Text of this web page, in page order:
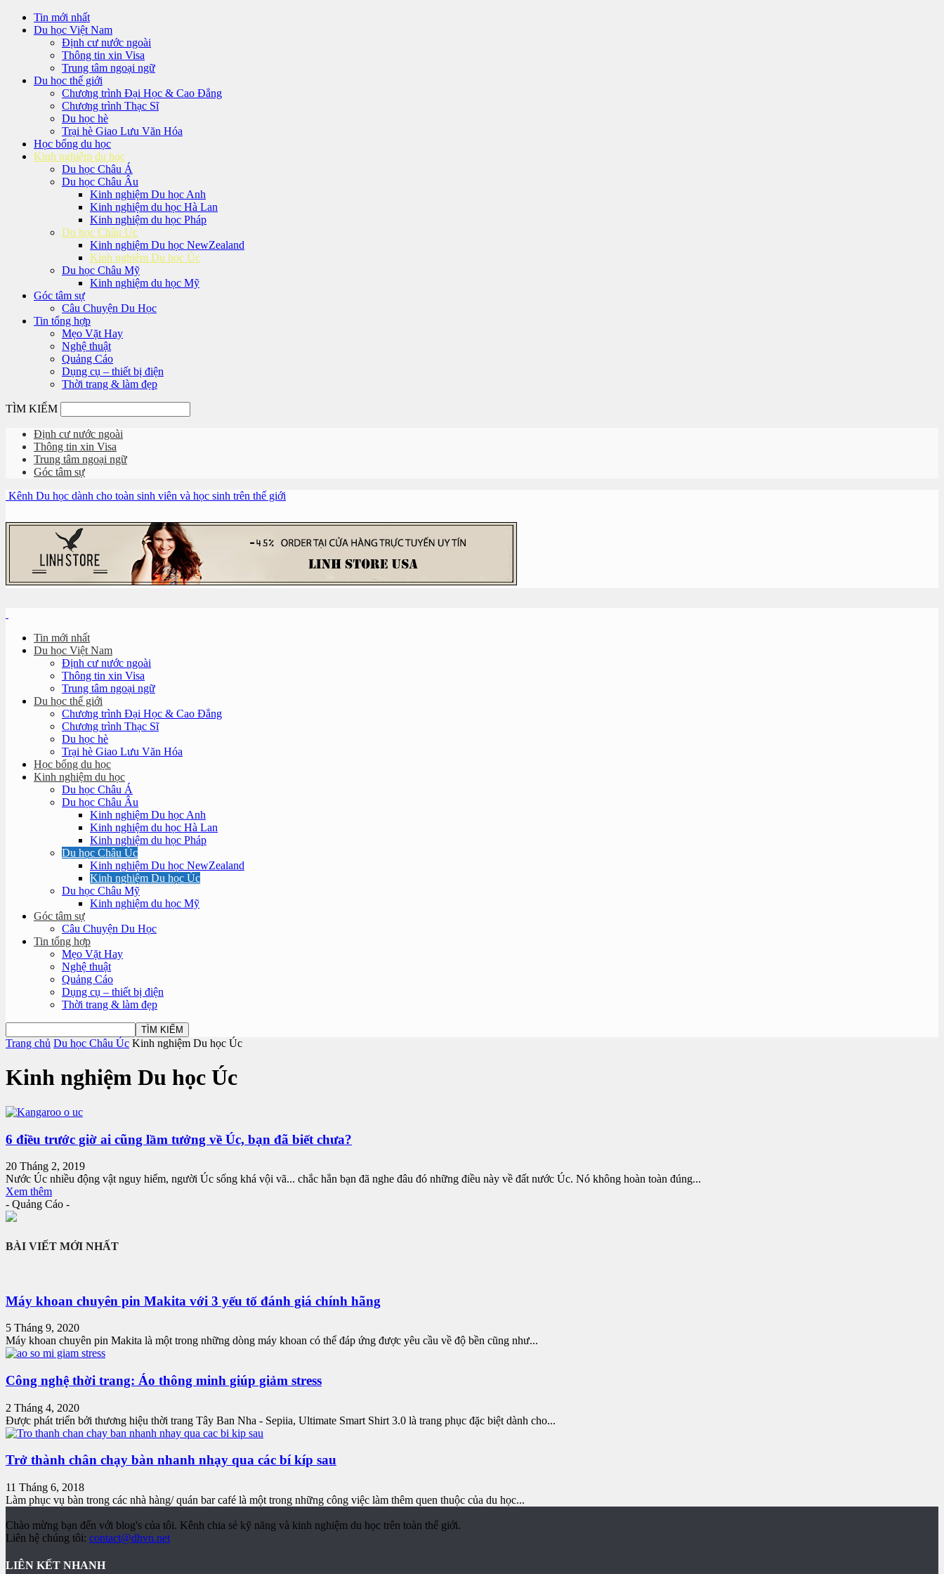
Tin mới nhất
Du học Việt Nam
Định cư nước ngoài
Thông tin xin Visa
Trung tâm ngoại ngữ
Du học thế giới
Chương trình Đại Học & Cao Đẳng
Chương trình Thạc Sĩ
Du học hè
Trại hè Giao Lưu Văn Hóa
Học bổng du học
Kinh nghiệm du học
Du học Châu Á
Du học Châu Âu
Kinh nghiệm Du học Anh
Kinh nghiệm du học Hà Lan
Kinh nghiệm du học Pháp
Du học Châu Úc
Kinh nghiệm Du học NewZealand
Kinh nghiệm Du học Úc
Du học Châu Mỹ
Kinh nghiệm du học Mỹ
Góc tâm sự
Câu Chuyện Du Học
Tin tổng hợp
Mẹo Vặt Hay
Nghệ thuật
Quảng Cáo
Dụng cụ – thiết bị điện
Thời trang & làm đẹp
TÌM KIẾM
Định cư nước ngoài
Thông tin xin Visa
Trung tâm ngoại ngữ
Góc tâm sự
Kênh Du học dành cho toàn sinh viên và học sinh trên thế giới
Tin mới nhất
Du học Việt Nam
Định cư nước ngoài
Thông tin xin Visa
Trung tâm ngoại ngữ
Du học thế giới
Chương trình Đại Học & Cao Đẳng
Chương trình Thạc Sĩ
Du học hè
Trại hè Giao Lưu Văn Hóa
Học bổng du học
Kinh nghiệm du học
Du học Châu Á
Du học Châu Âu
Kinh nghiệm Du học Anh
Kinh nghiệm du học Hà Lan
Kinh nghiệm du học Pháp
Du học Châu Úc
Kinh nghiệm Du học NewZealand
Kinh nghiệm Du học Úc
Du học Châu Mỹ
Kinh nghiệm du học Mỹ
Góc tâm sự
Câu Chuyện Du Học
Tin tổng hợp
Mẹo Vặt Hay
Nghệ thuật
Quảng Cáo
Dụng cụ – thiết bị điện
Thời trang & làm đẹp
Trang chủ Du học Châu Úc Kinh nghiệm Du học Úc
Kinh nghiệm Du học Úc
6 điều trước giờ ai cũng lầm tưởng về Úc, bạn đã biết chưa?
20 Tháng 2, 2019
Nước Úc nhiều động vật nguy hiểm, người Úc sống khá vội vã... chắc hẳn bạn đã nghe đâu đó những điều này về đất nước Úc. Nó không hoàn toàn đúng...
Xem thêm
- Quảng Cáo -
BÀI VIẾT MỚI NHẤT
Máy khoan chuyên pin Makita với 3 yếu tố đánh giá chính hãng
5 Tháng 9, 2020
Máy khoan chuyên pin Makita là một trong những dòng máy khoan có thể đáp ứng được yêu cầu về độ bền cũng như...
Công nghệ thời trang: Áo thông minh giúp giảm stress
2 Tháng 4, 2020
Được phát triển bởi thương hiệu thời trang Tây Ban Nha - Sepiia, Ultimate Smart Shirt 3.0 là trang phục đặc biệt dành cho...
Trở thành chân chạy bàn nhanh nhạy qua các bí kíp sau
11 Tháng 6, 2018
Làm phục vụ bàn trong các nhà hàng/ quán bar café là một trong những công việc làm thêm quen thuộc của du học...
Chào mừng bạn đến với blog's của tôi. Kênh chia sẻ kỹ năng và kinh nghiệm du học trên toàn thế giới.
Liên hệ chúng tôi: contact@dhvn.net
LIÊN KẾT NHANH